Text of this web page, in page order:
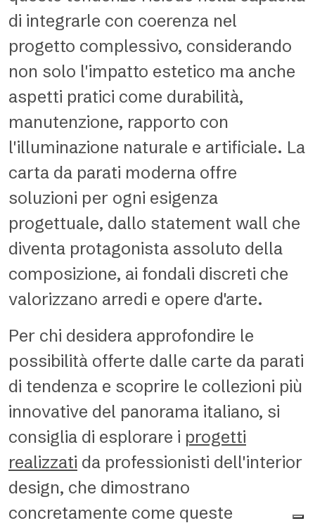
di integrarle con coerenza nel
progetto complessivo, considerando
non solo l'impatto estetico ma anche
aspetti pratici come durabilità,
manutenzione, rapporto con
l'illuminazione naturale e artificiale. La
carta da parati moderna offre
soluzioni per ogni esigenza
progettuale, dallo statement wall che
diventa protagonista assoluto della
composizione, ai fondali discreti che
valorizzano arredi e opere d'arte.
Per chi desidera approfondire le
possibilità offerte dalle carte da parati
di tendenza e scoprire le collezioni più
innovative del panorama italiano, si
consiglia di esplorare i progetti
realizzati da professionisti dell'interior
design, che dimostrano
concretamente come queste